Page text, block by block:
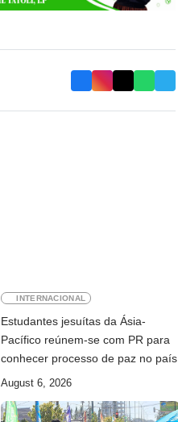
INTERNACIONAL
Estudantes jesuítas da Ásia-
Pacífico reúnem-se com PR para
conhecer processo de paz no país
August 6, 2026